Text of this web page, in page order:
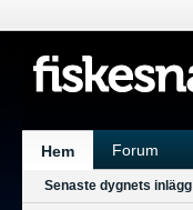
Hem Forum
Senaste dygnets inlägg